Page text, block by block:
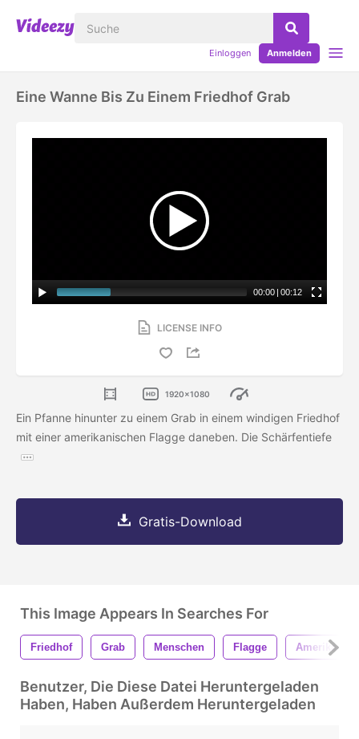
Einloggen Anmelden
Eine Wanne Bis Zu Einem Friedhof Grab
00:00 | 00:12
LICENSE INFO
1920x1080
Ein Pfanne hinunter zu einem Grab in einem windigen Friedhof
mit einer amerikanischen Flagge daneben. Die Schärfentiefe
Gratis-Download
This Image Appears In Searches For
Friedhof Grab Menschen Flagge
Benutzer, Die Diese Datei Heruntergeladen
Haben, Haben Außerdem Heruntergeladen